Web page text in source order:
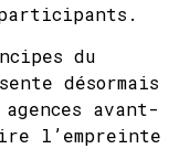
participants.
du
désormais
avant-
l’empreinte